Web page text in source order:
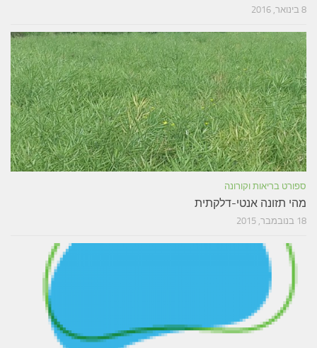
8 בינואר, 2016
ספורט בריאות וקורונה
מהי תזונה אנטי-דלקתית
18 בנובמבר, 2015